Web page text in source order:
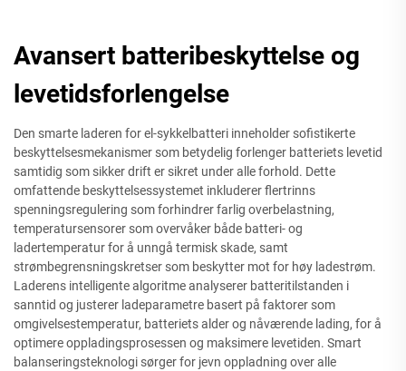
Avansert batteribeskyttelse og
levetidsforlengelse
Den smarte laderen for el-sykkelbatteri inneholder sofistikerte
beskyttelsesmekanismer som betydelig forlenger batteriets levetid
samtidig som sikker drift er sikret under alle forhold. Dette
omfattende beskyttelsessystemet inkluderer flertrinns
spenningsregulering som forhindrer farlig overbelastning,
temperatursensorer som overvåker både batteri- og
ladertemperatur for å unngå termisk skade, samt
strømbegrensningskretser som beskytter mot for høy ladestrøm.
Laderens intelligente algoritme analyserer batteritilstanden i
sanntid og justerer ladeparametre basert på faktorer som
omgivelsestemperatur, batteriets alder og nåværende lading, for å
optimere oppladingsprosessen og maksimere levetiden. Smart
balanseringsteknologi sørger for jevn oppladning over alle